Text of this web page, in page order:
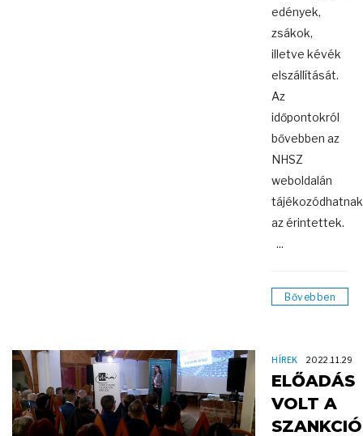
edények,
zsákok,
illetve kévék
elszállítását.
Az
időpontokról
bővebben az
NHSZ
weboldalán
tájékozódhatnak
az érintettek.
...
Bővebben
HÍREK 2022.11.29
ELŐADÁS
VOLT A